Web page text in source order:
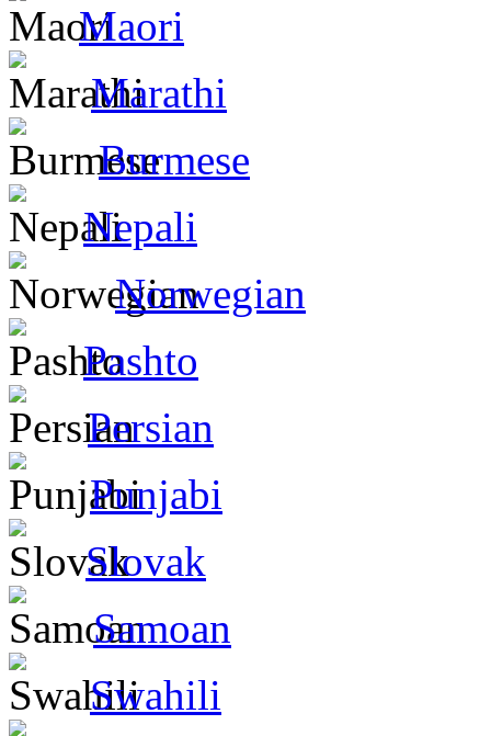
Maori
Marathi
Burmese
Nepali
Norwegian
Pashto
Persian
Punjabi
Slovak
Samoan
Swahili